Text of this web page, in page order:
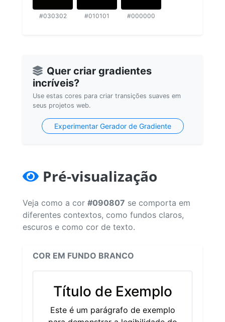
#030302 #010101 #000000
Quer criar gradientes
incríveis?
Use estas cores para criar transições suaves em
seus projetos web.
Experimentar Gerador de Gradiente
Pré-visualização
Veja como a cor #090807 se comporta em
diferentes contextos, como fundos claros,
escuros e como cor de texto.
COR EM FUNDO BRANCO
Título de Exemplo
Este é um parágrafo de exemplo